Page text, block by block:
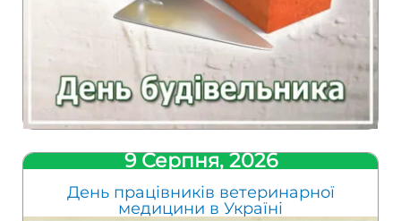
9 Серпня, 2026
День працівників ветеринарної
медицини в Україні